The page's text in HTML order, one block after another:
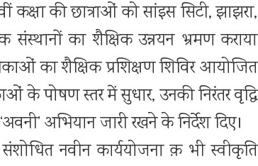
की छात्राओं को सांइस सिटी, झाझरा,
का शैक्षिक उन्नयन भ्रमण कराया
का शैक्षिक प्रशिक्षण शिविर आयोजित
के पोषण स्तर में सुधार, उनकी निरंतर वृद्वि
अभियान जारी रखने के निर्देश दिए।
नवीन कार्ययोजना क़ भी स्वीकृति